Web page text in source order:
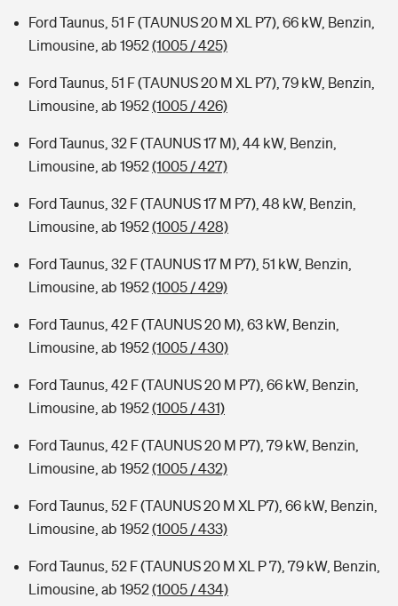
Ford Taunus, 51 F (TAUNUS 20 M XL P7), 66 kW, Benzin,
Limousine, ab 1952(1005 / 425)
Ford Taunus, 51 F (TAUNUS 20 M XL P7), 79 kW, Benzin,
Limousine, ab 1952(1005 / 426)
Ford Taunus, 32 F (TAUNUS 17 M), 44 kW, Benzin,
Limousine, ab 1952(1005 / 427)
Ford Taunus, 32 F (TAUNUS 17 M P7), 48 kW, Benzin,
Limousine, ab 1952(1005 / 428)
Ford Taunus, 32 F (TAUNUS 17 M P7), 51 kW, Benzin,
Limousine, ab 1952(1005 / 429)
Ford Taunus, 42 F (TAUNUS 20 M), 63 kW, Benzin,
Limousine, ab 1952(1005 / 430)
Ford Taunus, 42 F (TAUNUS 20 M P7), 66 kW, Benzin,
Limousine, ab 1952(1005 / 431)
Ford Taunus, 42 F (TAUNUS 20 M P7), 79 kW, Benzin,
Limousine, ab 1952(1005 / 432)
Ford Taunus, 52 F (TAUNUS 20 M XL P7), 66 kW, Benzin,
Limousine, ab 1952(1005 / 433)
Ford Taunus, 52 F (TAUNUS 20 M XL P 7), 79 kW, Benzin,
Limousine, ab 1952(1005 / 434)